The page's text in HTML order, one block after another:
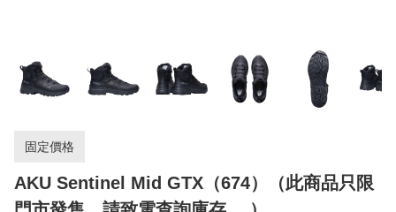
固定價格
AKU Sentinel Mid GTX（674）（此商品只限